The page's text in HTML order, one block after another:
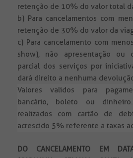
retenção de 10% do valor total
b) Para cancelamentos com
retenção de 30% do valor da
c) Para cancelamento com
show), não apresentação ou
parcial dos serviços por
dará direito a nenhuma
Valores validos para
bancário, boleto ou
realizados com cartão de
acrescido 5% referente a taxas
DO CANCELAMENTO EM